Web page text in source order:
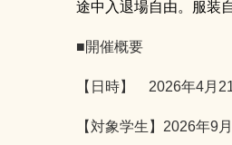
途中入退場自由。服装
■開催概要
【日時】 2026年4月
【対象学生】2026年9